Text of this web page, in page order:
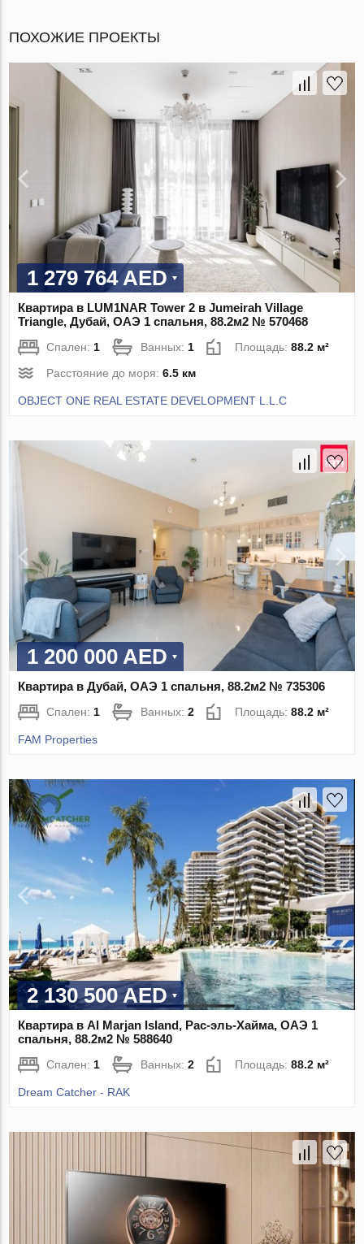
ПОХОЖИЕ ПРОЕКТЫ
1 279 764 AED
Квартира в LUM1NAR Tower 2 в Jumeirah Village
Triangle, Дубай, ОАЭ 1 спальня, 88.2м2 № 570468
Спален:1 Ванных:1 Площадь:88.2 м²
Расстояние до моря:6.5 км
OBJECT ONE REAL ESTATE DEVELOPMENT L.L.C
1 200 000 AED
Квартира в Дубай, ОАЭ 1 спальня, 88.2м2 № 735306
Спален: 1 Ванных:2 Площадь:88.2 м²
FAM Properties
2 130 500 AED
Квартира в Al Marjan Island, Рас-эль-Хайма, ОАЭ 1
спальня, 88.2м2 № 588640
Спален: 1 Ванных:2 Площадь:88.2 м²
Dream Catcher - RAK